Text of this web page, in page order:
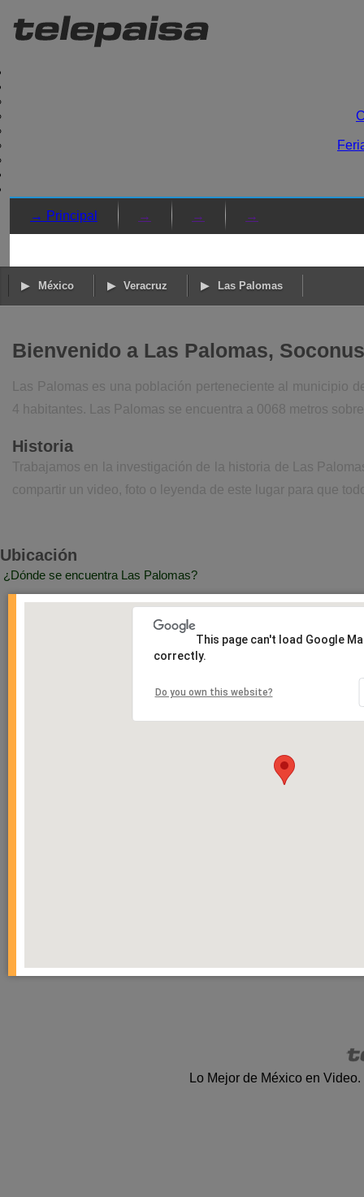
→ Principal → → →
México Veracruz Las Palomas
Bienvenido a Las Palomas,
Las Palomas es una población perteneciente al municipio
4 habitantes. Las Palomas se encuentra a 0068 metros
Historia
Trabajamos en la investigación de la historia de Las
compartir un video, foto o leyenda de este lugar para que
Ubicación
¿Dónde se encuentra Las Palomas?
This page can't load Google
correctly.
Do you own this website?
Lo Mejor de México en